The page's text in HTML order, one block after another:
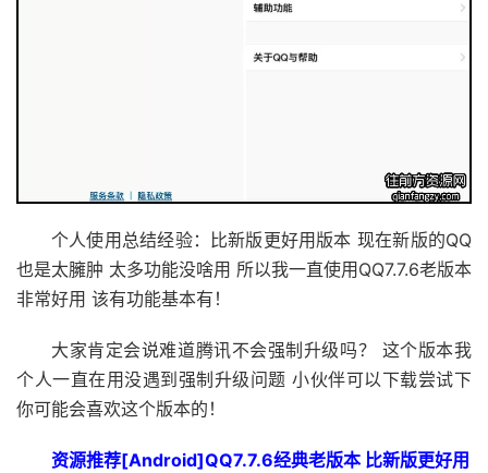
个人使用总结经验：比新版更好用版本 现在新版的QQ
也是太臃肿 太多功能没啥用 所以我一直使用QQ7.7.6老版本
非常好用 该有功能基本有！
大家肯定会说难道腾讯不会强制升级吗？ 这个版本我
个人一直在用没遇到强制升级问题 小伙伴可以下载尝试下
你可能会喜欢这个版本的！
资源推荐[Android]QQ7.7.6经典老版本 比新版更好用